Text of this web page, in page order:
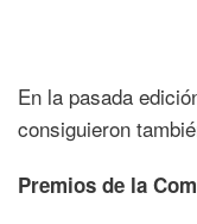
En la pasada
consiguieron
Premios de la